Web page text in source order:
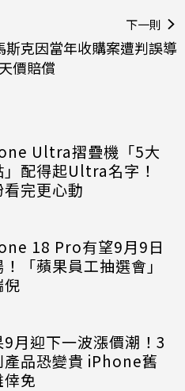
下一則
克因當年收購案遭判誤導
價賠償
Ultra摺疊機「5大
」配得起Ultra名字！
看完更心動
18 Pro有望9月9日
「蘋果員工抽選會」
倪
9月迎下一波漲價潮！3
產品恐變貴 iPhone舊
免